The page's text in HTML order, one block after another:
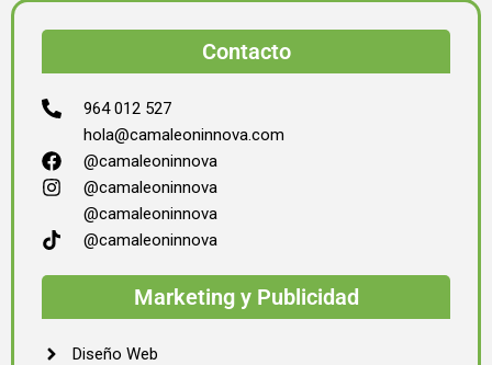
Contacto
964 012 527
hola@camaleoninnova.com
@camaleoninnova
@camaleoninnova
@camaleoninnova
@camaleoninnova
Marketing y Publicidad
Diseño Web